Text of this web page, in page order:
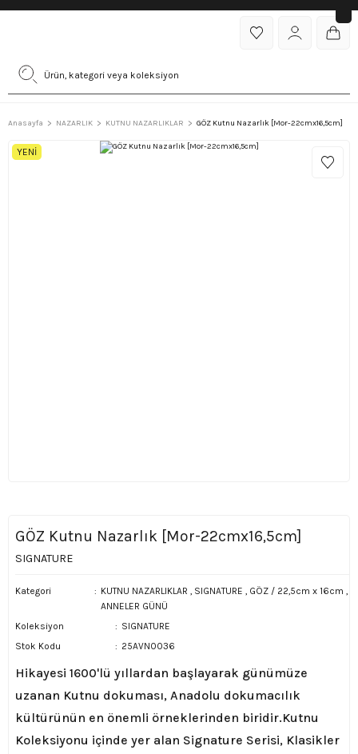
Anasayfa NAZARLIK KUTNU NAZARLIKLAR GÖZ Kutnu Nazarlık [Mor-22cmx16,5cm]
YENİ
GÖZ Kutnu Nazarlık [Mor-22cmx16,5cm]
SIGNATURE
Kategori KUTNU NAZARLIKLAR , SIGNATURE , GÖZ / 22,5cm x 16cm ,
ANNELER GÜNÜ
Koleksiyon
SIGNATURE
Stok Kodu
25AVN0036
Hikayesi 1600'lü yıllardan başlayarak günümüze
uzanan Kutnu dokuması, Anadolu dokumacılık
kültürünün en önemli örneklerinden biridir.Kutnu
Koleksiyonu içinde yer alan Signature Serisi, Klasikler